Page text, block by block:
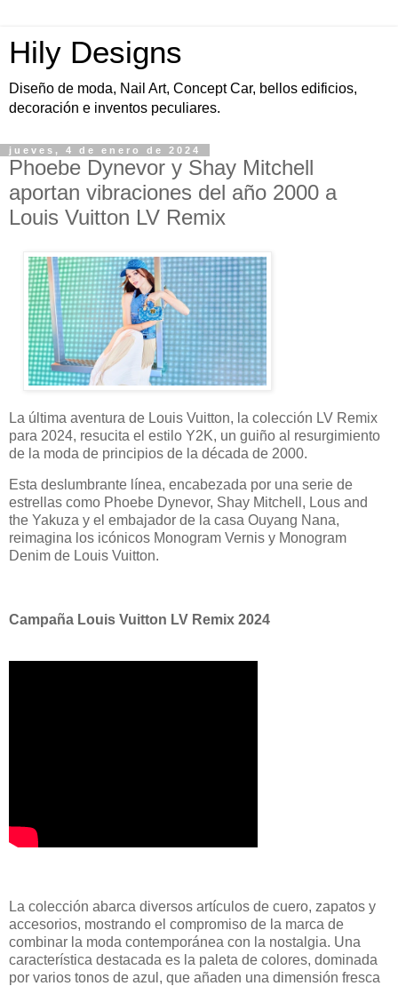
Hily Designs
Diseño de moda, Nail Art, Concept Car, bellos edificios,
decoración e inventos peculiares.
jueves, 4 de enero de 2024
Phoebe Dynevor y Shay Mitchell
aportan vibraciones del año 2000 a
Louis Vuitton LV Remix
La última aventura de Louis Vuitton, la colección LV Remix
para 2024, resucita el estilo Y2K, un guiño al resurgimiento
de la moda de principios de la década de 2000.
Esta deslumbrante línea, encabezada por una serie de
estrellas como Phoebe Dynevor, Shay Mitchell, Lous and
the Yakuza y el embajador de la casa Ouyang Nana,
reimagina los icónicos Monogram Vernis y Monogram
Denim de Louis Vuitton.
Campaña Louis Vuitton LV Remix 2024
La colección abarca diversos artículos de cuero, zapatos y
accesorios, mostrando el compromiso de la marca de
combinar la moda contemporánea con la nostalgia. Una
característica destacada es la paleta de colores, dominada
por varios tonos de azul, que añaden una dimensión fresca